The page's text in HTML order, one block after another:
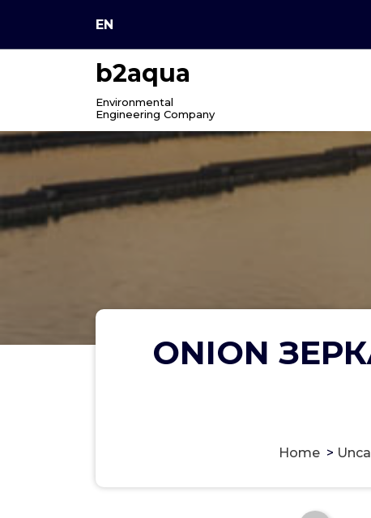
content
EN
b2aqua
Environmental
Engineering Company
ONION
Home >